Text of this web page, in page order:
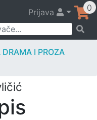
Prijava 0
I PROZA